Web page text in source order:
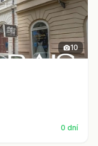
10
0 dní